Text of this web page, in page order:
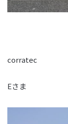
corratec
Eさま